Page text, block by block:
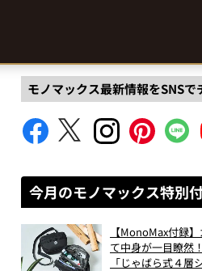
モノマックス最新情報をSNSで
今月のモノマックス特別
【MonoMax付録
て中身が一目瞭然
「じゃばら式４層